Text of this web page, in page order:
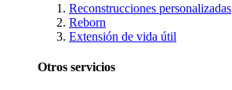
Reconstrucciones personalizadas
Reborn
Extensión de vida útil
Otros servicios